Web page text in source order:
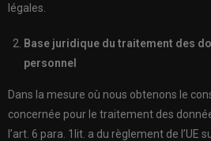
légales.
Base juridique du traitement des
personnel
Dans la mesure où nous obtenons le
concernée pour le traitement des
l’art. 6 para. 1lit. a du règlement de l’UE